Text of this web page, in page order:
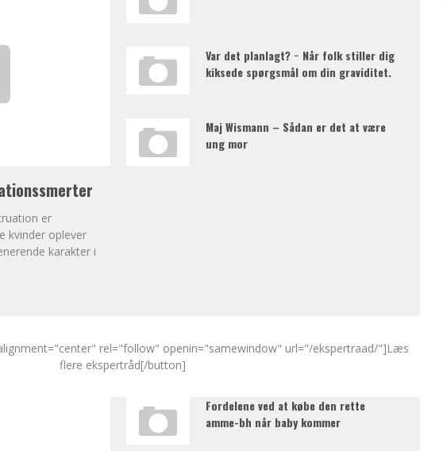
er
kvinder oplever
karakter i
Var det planlagt? − Når folk stiller dig
kiksede spørgsmål om din graviditet.
Maj Wismann – Sådan er det at være
ung mor
rel="follow" openin="samewindow" url="/ekspertraad/"]Læs
flere ekspertråd[/button]
Fordelene ved at købe den rette
amme-bh når baby kommer